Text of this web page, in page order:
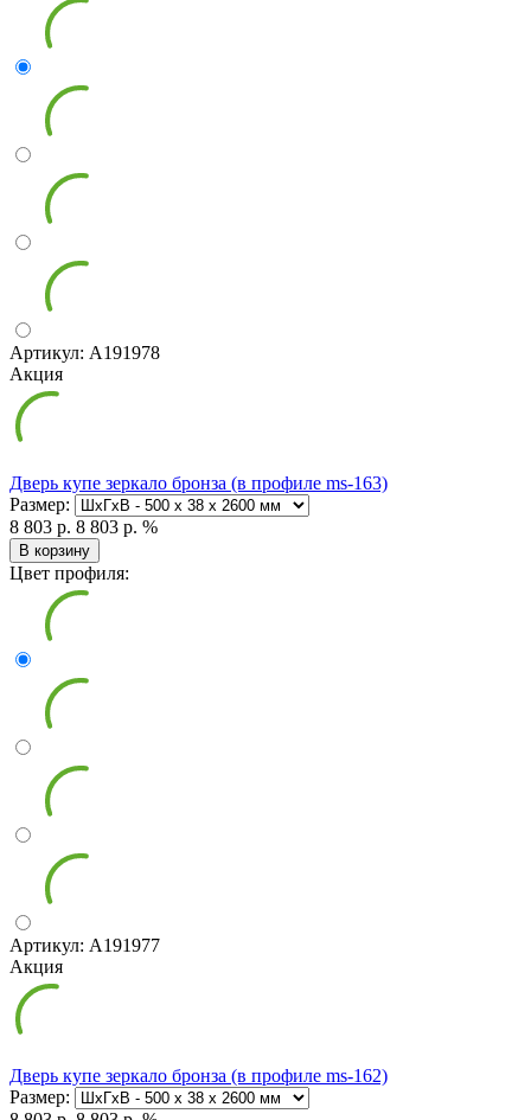
Артикул: А191978
Акция
Дверь купе зеркало бронза (в профиле ms-163)
Размер:
8 803 р. 8 803 р. %
В корзину
Цвет профиля:
Артикул: А191977
Акция
Дверь купе зеркало бронза (в профиле ms-162)
Размер: